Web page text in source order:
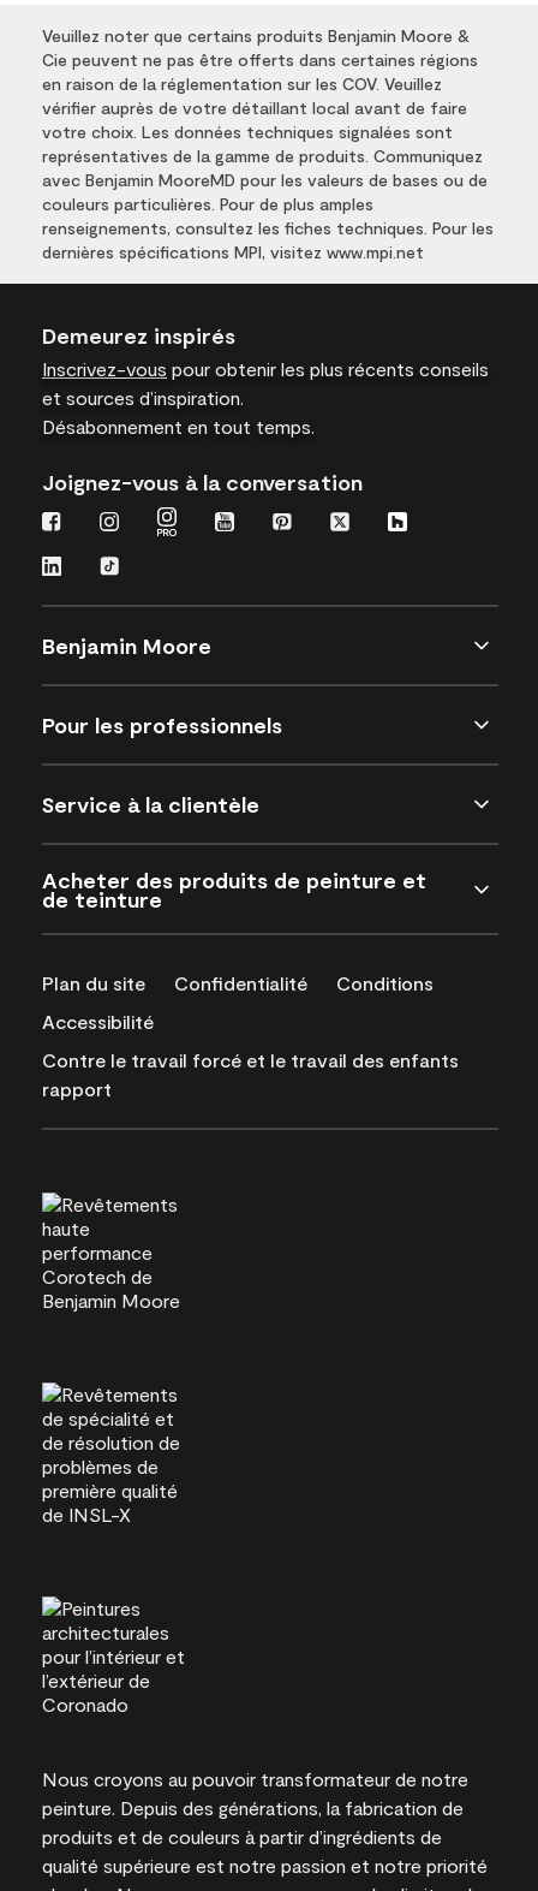
Veuillez noter que certains produits Benjamin Moore &
Cie peuvent ne pas être offerts dans certaines régions
en raison de la réglementation sur les COV. Veuillez
vérifier auprès de votre détaillant local avant de faire
votre choix. Les données techniques signalées sont
représentatives de la gamme de produits. Communiquez
avec Benjamin MooreMD pour les valeurs de bases ou de
couleurs particulières. Pour de plus amples
renseignements, consultez les fiches techniques. Pour les
dernières spécifications MPI, visitez www.mpi.net
Demeurez inspirés
Inscrivez-vous pour obtenir les plus récents conseils
et sources d’inspiration.
Désabonnement en tout temps.
Joignez-vous à la conversation
Benjamin Moore
Pour les professionnels
Service à la clientèle
Acheter des produits de peinture et
de teinture
Plan du site Confidentialité
Conditions
Accessibilité
Contre le travail forcé et le travail des enfants
rapport
Nous croyons au pouvoir transformateur de notre
peinture. Depuis des générations, la fabrication de
produits et de couleurs à partir d’ingrédients de
qualité supérieure est notre passion et notre priorité